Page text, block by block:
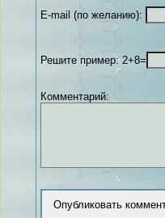
E-mail (по желанию):
Решите пример: 2+8=
Комментарий: